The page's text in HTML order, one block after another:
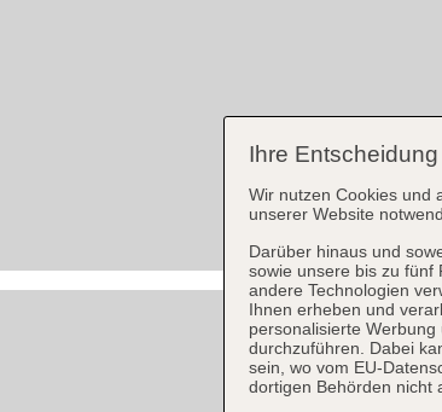
Ihre
Wir nutzen Cookies und
unserer Website
Darüber hinaus und
sowie unsere bis zu fünf
andere Technologien
Ihnen erheben und
personalisierte
durchzuführen. Dabei
sein, wo vom EU-
dortigen Behörden nicht